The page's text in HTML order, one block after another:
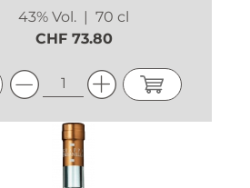
43% Vol. | 70 cl
CHF 73.80